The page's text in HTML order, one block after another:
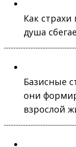
Как
душа
Базисные
они
взрослой